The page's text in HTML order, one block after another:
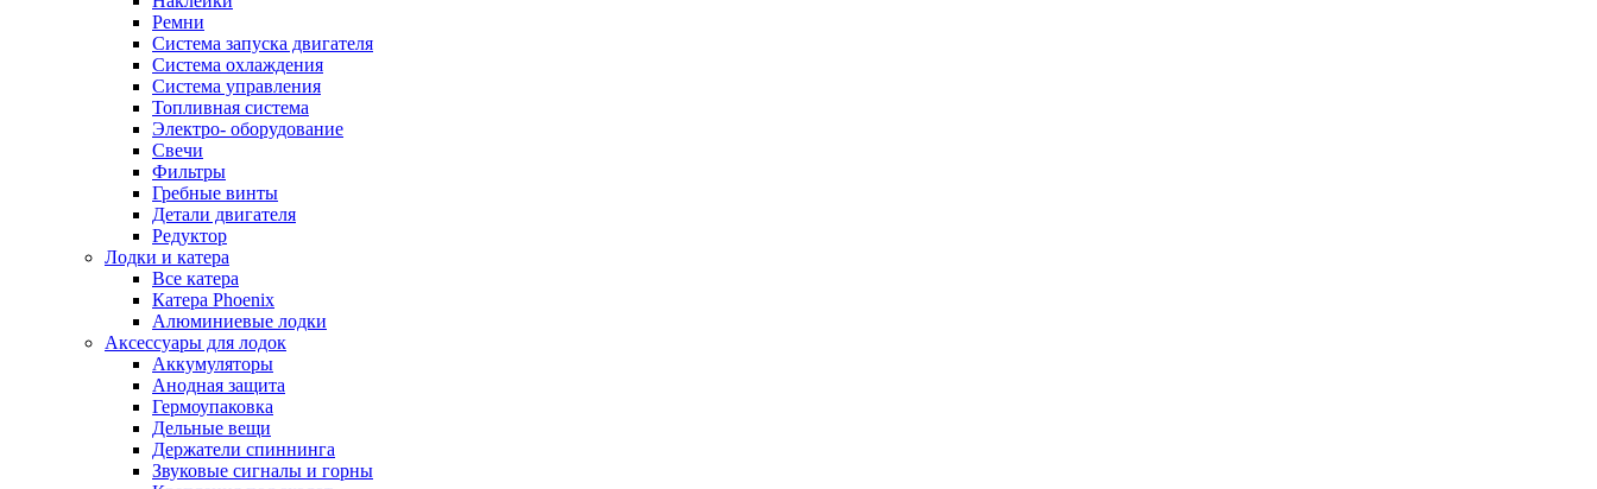
Ремни
Система запуска двигателя
Система охлаждения
Система управления
Топливная система
Электро- оборудование
Свечи
Фильтры
Гребные винты
Детали двигателя
Редуктор
Лодки и катера
Все катера
Катера Phoenix
Алюминиевые лодки
Аксессуары для лодок
Аккумуляторы
Анодная защита
Гермоупаковка
Дельные вещи
Держатели спиннинга
Звуковые сигналы и горны